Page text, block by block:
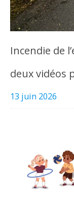
Incendie de
deux vidéos
13 juin 2026